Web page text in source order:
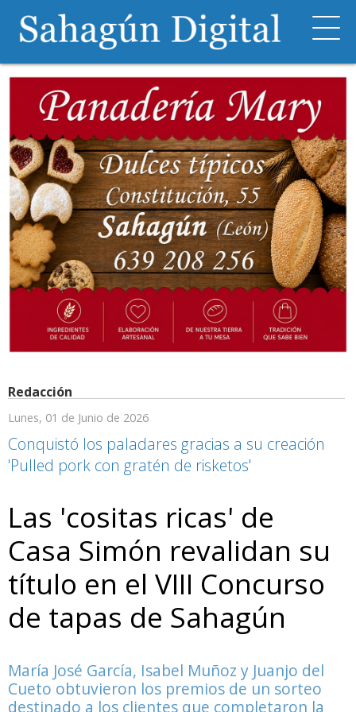
Redacción
Lunes, 01 de Junio de 2026
Conquistó los paladares gracias a su creación
'Pulled pork con gratén de risketos'
Las 'cositas ricas' de
Casa Simón revalidan su
título en el VIII Concurso
de tapas de Sahagún
María José García, Isabel Muñoz y Juanjo del
Cueto obtuvieron los premios de un sorteo
destinado a los clientes que completaron la